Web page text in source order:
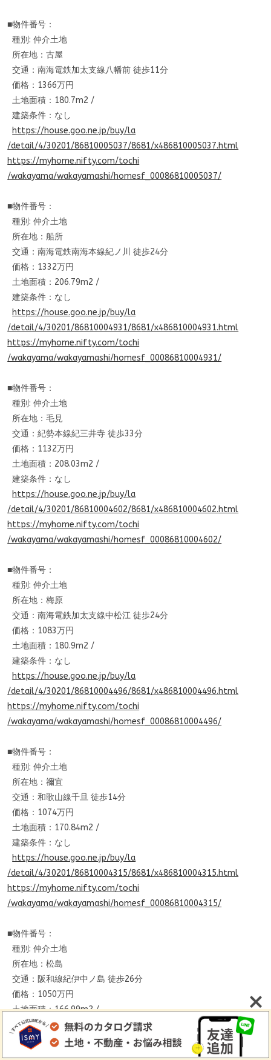
■物件番号：
種別: 仲介土地
所在地：古屋
交通：南海電鉄加太支線八幡前 徒歩11分
価格：1366万円
土地面積：180.7m2 /
建築条件：なし
https://house.goo.ne.jp/buy/la
/detail/4/30201/86810005037/8681/x486810005037.html
https://myhome.nifty.com/tochi
/wakayama/wakayamashi/homesf_00086810005037/
■物件番号：
種別: 仲介土地
所在地：船所
交通：南海電鉄南海本線紀ノ川 徒歩24分
価格：1332万円
土地面積：206.79m2 /
建築条件：なし
https://house.goo.ne.jp/buy/la
/detail/4/30201/86810004931/8681/x486810004931.html
https://myhome.nifty.com/tochi
/wakayama/wakayamashi/homesf_00086810004931/
■物件番号：
種別: 仲介土地
所在地：毛見
交通：紀勢本線紀三井寺 徒歩33分
価格：1132万円
土地面積：208.03m2 /
建築条件：なし
https://house.goo.ne.jp/buy/la
/detail/4/30201/86810004602/8681/x486810004602.html
https://myhome.nifty.com/tochi
/wakayama/wakayamashi/homesf_00086810004602/
■物件番号：
種別: 仲介土地
所在地：梅原
交通：南海電鉄加太支線中松江 徒歩24分
価格：1083万円
土地面積：180.9m2 /
建築条件：なし
https://house.goo.ne.jp/buy/la
/detail/4/30201/86810004496/8681/x486810004496.html
https://myhome.nifty.com/tochi
/wakayama/wakayamashi/homesf_00086810004496/
■物件番号：
種別: 仲介土地
所在地：禰宜
交通：和歌山線千旦 徒歩14分
価格：1074万円
土地面積：170.84m2 /
建築条件：なし
https://house.goo.ne.jp/buy/la
/detail/4/30201/86810004315/8681/x486810004315.html
https://myhome.nifty.com/tochi
/wakayama/wakayamashi/homesf_00086810004315/
■物件番号：
種別: 仲介土地
所在地：松島
交通：阪和線紀伊中ノ島 徒歩26分
価格：1050万円
土地面積：166.99m2 /
建築条件：なし
https://house.goo.ne.jp/buy/la
81/x486810004992.html